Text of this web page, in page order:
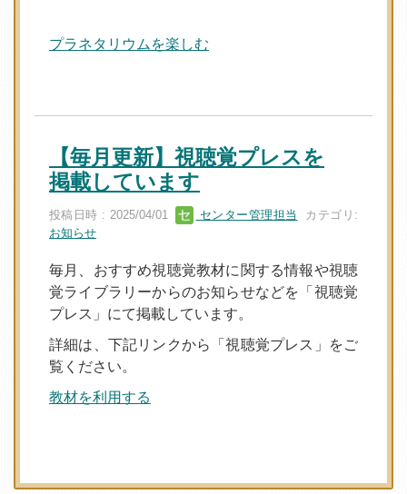
プラネタリウムを楽しむ
【毎月更新】視聴覚プレスを
掲載しています
投稿日時 : 2025/04/01 センター管理担当
カテゴリ:
お知らせ
毎月、おすすめ視聴覚教材に関する情報や視聴
覚ライブラリーからのお知らせなどを「視聴覚
プレス」にて掲載しています。
詳細は、下記リンクから「視聴覚プレス」をご
覧ください。
教材を利用する